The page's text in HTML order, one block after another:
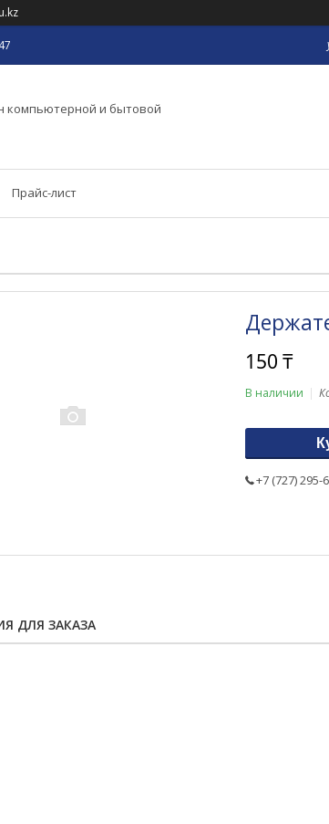
компьютерной и бытовой
Прайс-лист
150 ₸
В наличии
+7 (727) 295-
ДЛЯ ЗАКАЗА